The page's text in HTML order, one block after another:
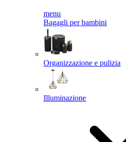
menu
Bagagli per bambini
Organizzazione e pulizia
Illuminazione